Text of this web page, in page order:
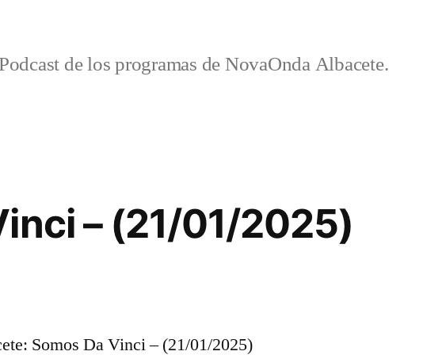
de los programas de NovaOnda Albacete.
– (21/01/2025)
Somos Da Vinci – (21/01/2025)